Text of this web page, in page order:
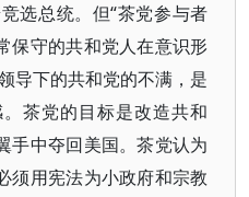
选总统。但“茶党参与者
保守的共和党人在意识形
导下的共和党的不满，是
茶党的目标是改造共和
手中夺回美国。茶党认为
须用宪法为小政府和宗教